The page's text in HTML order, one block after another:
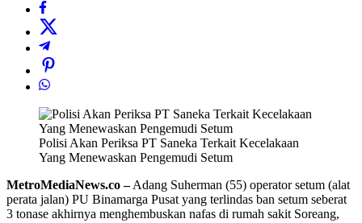
Polisi Akan Periksa PT Saneka Terkait Kecelakaan
Yang Menewaskan Pengemudi Setum
MetroMediaNews.co –Adang Suherman (55) operator setum (alat
perata jalan) PU Binamarga Pusat yang terlindas ban setum seberat
3 tonase akhirnya menghembuskan nafas di rumah sakit Soreang,